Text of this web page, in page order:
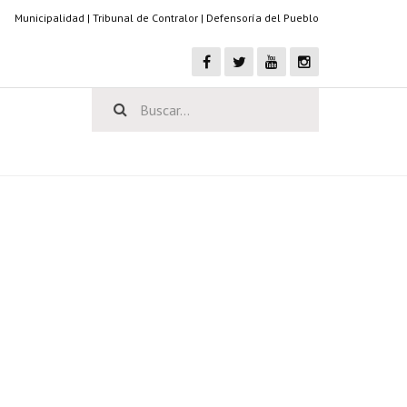
Municipalidad | Tribunal de Contralor | Defensoría del Pueblo